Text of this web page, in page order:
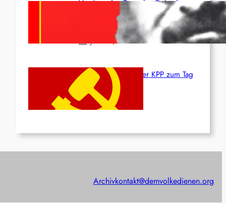
Vorsitzender Gonzalo: Gebt das
Leben für die Partei und die
Juni 19, 2026
Beschluss des ZK der KPP zum Tag
des Heldentums
Juni 19, 2026
Archivkontakt@demvolkedienen.org